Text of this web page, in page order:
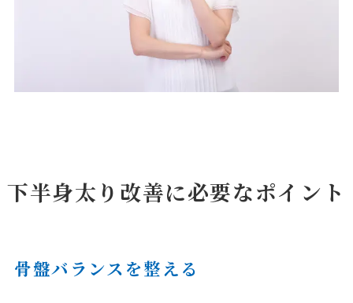
下半身太り改善に必要なポイント
骨盤バランスを整える